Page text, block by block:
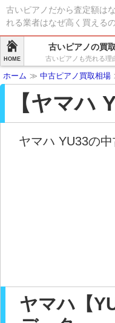
古いピアノだから査定額は
れる業者はなぜ高く買えるの
HOME
古いピアノの買取
古いピアノも売れる理
ホーム ≫ 中古ピアノ買取相場
【ヤマハ
ヤマハ YU33の
ヤマハ【